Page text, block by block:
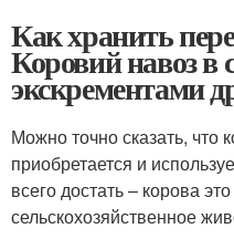
Как хранить
Коровий навоз в
экскрементами
Можно точно сказать, что
приобретается и
всего достать – корова
сельскохозяйственное